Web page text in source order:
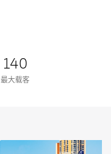
140
最大载客